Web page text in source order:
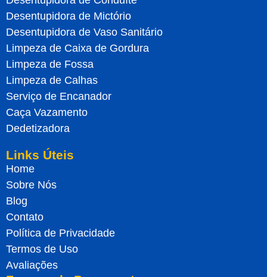
Desentupidora de Mictório
Desentupidora de Vaso Sanitário
Limpeza de Caixa de Gordura
Limpeza de Fossa
Limpeza de Calhas
Serviço de Encanador
Caça Vazamento
Dedetizadora
Links Úteis
Home
Sobre Nós
Blog
Contato
Política de Privacidade
Termos de Uso
Avaliações